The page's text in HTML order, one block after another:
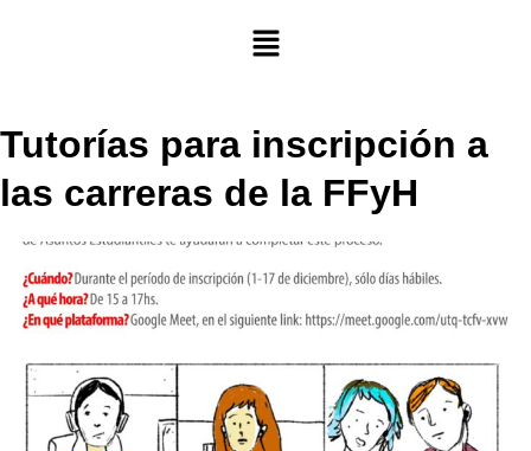
Tutorías para inscripción a
las carreras de la FFyH